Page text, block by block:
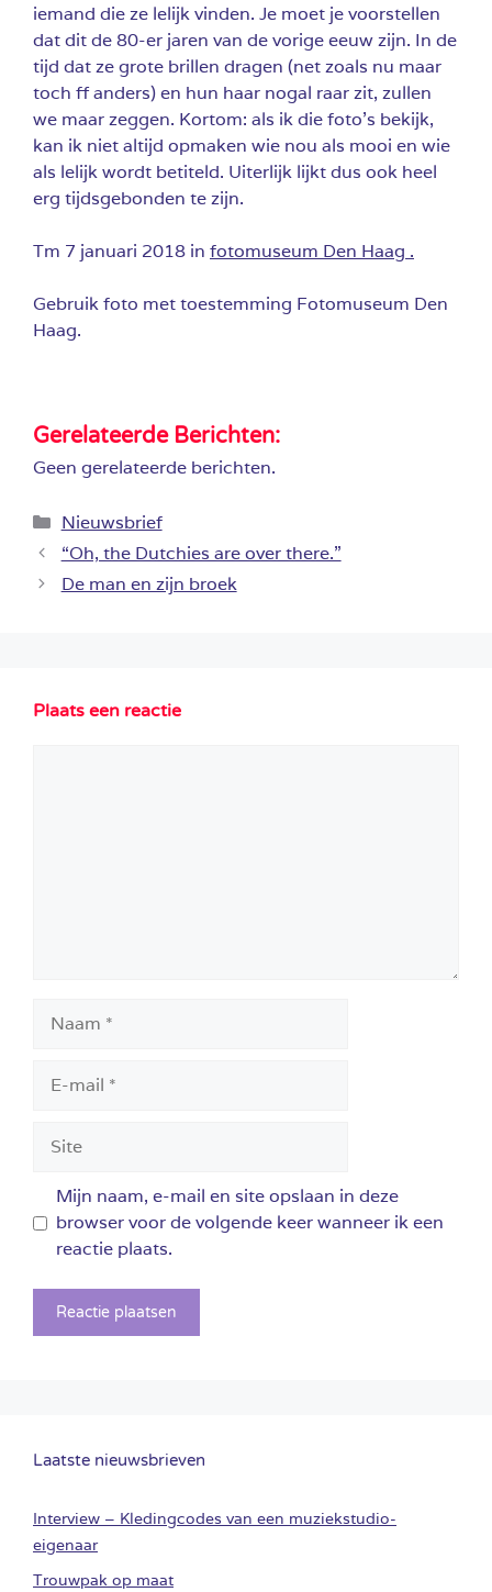
iemand die ze lelijk vinden. Je moet je voorstellen
dat dit de 80-er jaren van de vorige eeuw zijn. In de
tijd dat ze grote brillen dragen (net zoals nu maar
toch ff anders) en hun haar nogal raar zit, zullen
we maar zeggen. Kortom: als ik die foto’s bekijk,
kan ik niet altijd opmaken wie nou als mooi en wie
als lelijk wordt betiteld. Uiterlijk lijkt dus ook heel
erg tijdsgebonden te zijn.
Tm 7 januari 2018 in fotomuseum Den Haag .
Gebruik foto met toestemming Fotomuseum Den
Haag.
Gerelateerde Berichten:
Geen gerelateerde berichten.
Categorieën
Nieuwsbrief
“Oh, the Dutchies are over there.”
De man en zijn broek
Plaats een reactie
mail
Mijn naam, e-mail en site opslaan in deze
browser voor de volgende keer wanneer ik een
reactie plaats.
Laatste nieuwsbrieven
Interview – Kledingcodes van een muziekstudio-
eigenaar
Trouwpak op maat